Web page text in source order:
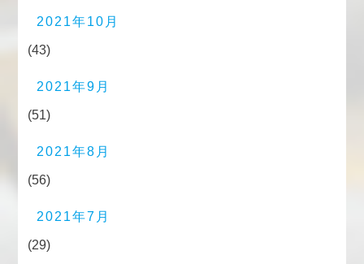
2021年10月
(43)
2021年9月
(51)
2021年8月
(56)
2021年7月
(29)